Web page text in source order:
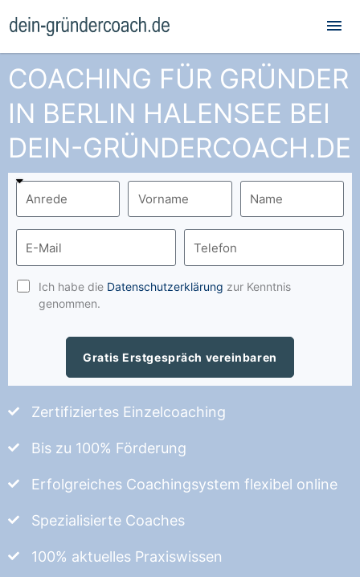
COACHING FÜR GRÜNDER
IN BERLIN HALENSEE BEI
DEIN-GRÜNDERCOACH.DE
Ich habe die Datenschutzerklärung zur Kenntnis
genommen.
Gratis Erstgespräch vereinbaren
Zertifiziertes Einzelcoaching
Bis zu 100% Förderung
Erfolgreiches Coachingsystem flexibel online
Spezialisierte Coaches
100% aktuelles Praxiswissen